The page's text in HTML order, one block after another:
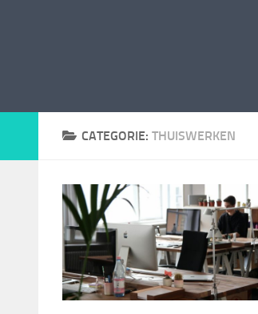
CATEGORIE: THUISWERKEN